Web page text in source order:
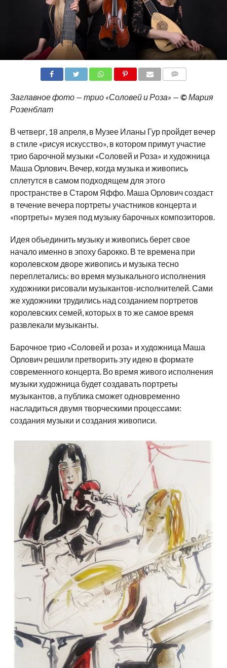
Заглавное фото — трио «Соловей и Роза» — © Мария
Розенблат
В четверг, 18 апреля, в Музее Иланы Гур пройдет вечер
в стиле «рисуя искусство», в котором примут участие
трио барочной музыки «Соловей и Роза» и художница
Маша Орлович. Вечер, когда музыка и живопись
сплетутся в самом подходящем для этого
пространстве в Старом Яффо. Маша Орлович создаст
в течение вечера портреты участников концерта и
«портреты» музея под музыку барочных композиторов.
Идея объединить музыку и живопись берет свое
начало именно в эпоху барокко. В те времена при
королевском дворе живопись и музыка тесно
переплетались: во время музыкального исполнения
художники рисовали музыкантов-исполнителей. Сами
же художники трудились над созданием портретов
королевских семей, которых в то же самое время
развлекали музыканты.
Барочное трио «Соловей и роза» и художница Маша
Орлович решили претворить эту идею в формате
современного концерта. Во время живого исполнения
музыки художница будет создавать портреты
музыкантов, а публика сможет одновременно
насладиться двумя творческими процессами:
создания музыки и создания живописи.